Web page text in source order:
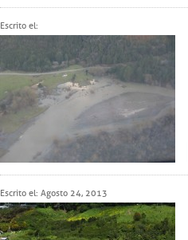
Escrito el:
Escrito el: Agosto 24, 2013